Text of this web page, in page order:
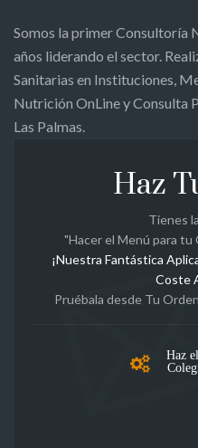
Somos la primer Consultoría
años liderando el sector.
Sanitarias en Instituciones,
Nutrición OnLine y Consulta
Las Palmas.
Haz
Tienes
"Hacer el Menú para
¡Nuestra Fantástica
Coste
Pruébala desde Tu
Haz